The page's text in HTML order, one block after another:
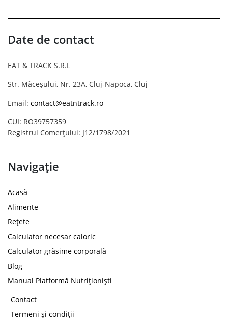
Date de contact
EAT & TRACK S.R.L
Str. Măceșului, Nr. 23A, Cluj-Napoca, Cluj
Email: contact@eatntrack.ro
CUI: RO39757359
Registrul Comerțului: J12/1798/2021
Navigație
Acasă
Alimente
Rețete
Calculator necesar caloric
Calculator grăsime corporală
Blog
Manual Platformă Nutriționiști
Contact
Termeni și condiții